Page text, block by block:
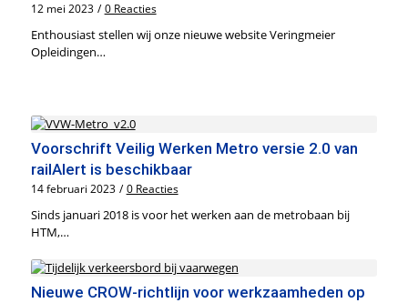
12 mei 2023 / 0 Reacties
Enthousiast stellen wij onze nieuwe website Veringmeier
Opleidingen…
Voorschrift Veilig Werken Metro versie 2.0 van
railAlert is beschikbaar
14 februari 2023 / 0 Reacties
Sinds januari 2018 is voor het werken aan de metrobaan bij
HTM,…
Nieuwe CROW-richtlijn voor werkzaamheden op